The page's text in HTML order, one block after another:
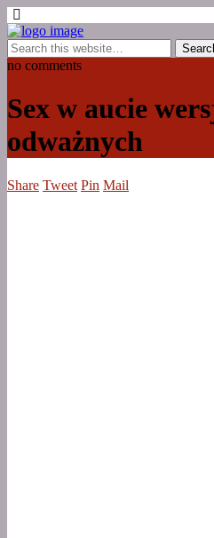
no comments
Sex w aucie
odważnych
Share Tweet Pin Mail